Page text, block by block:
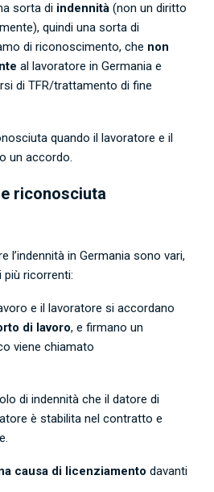
sorta di indennità (non un diritto
quindi una sorta di
di riconoscimento, che non
al lavoratore in Germania e
di TFR/trattamento di fine
quando il lavoratore e il
un accordo.
riconosciuta
l’indennità in Germania sono vari,
più ricorrenti:
e il lavoratore si accordano
di lavoro, e firmano un
viene chiamato
di indennità che il datore di
è stabilita nel contratto e
causa di licenziamento davanti